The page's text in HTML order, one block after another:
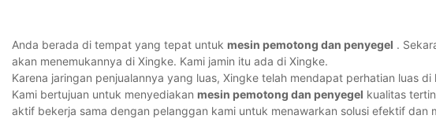
Anda berada di tempat yang tepat untuk mesin pemotong dan penyegel .
akan menemukannya di Xingke. Kami jamin itu ada di Xingke.
Karena jaringan penjualannya yang luas, Xingke telah mendapat perhatian luas di
Kami bertujuan untuk menyediakan mesin pemotong dan penyegel kualitas
aktif bekerja sama dengan pelanggan kami untuk menawarkan solusi efektif dan